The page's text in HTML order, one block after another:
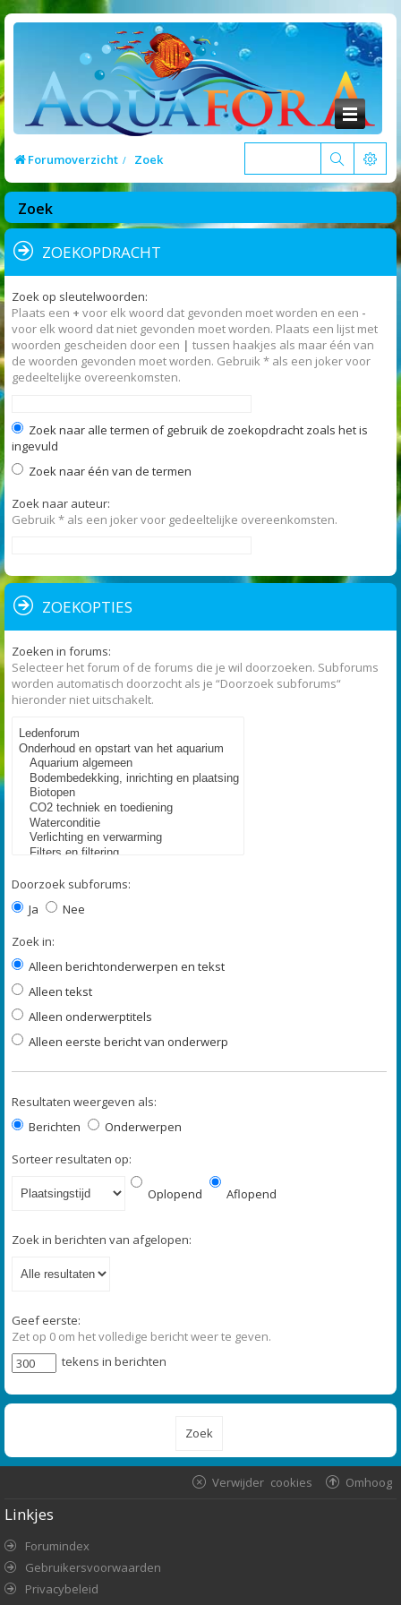
Forumoverzicht Zoek
Zoek
ZOEKOPDRACHT
Zoek op sleutelwoorden:
Plaats een + voor elk woord dat gevonden moet worden en een -
voor elk woord dat niet gevonden moet worden. Plaats een lijst met
woorden gescheiden door een | tussen haakjes als maar één van
de woorden gevonden moet worden. Gebruik * als een joker voor
gedeeltelijke overeenkomsten.
Zoek naar alle termen of gebruik de zoekopdracht zoals het is
ingevuld
Zoek naar één van de termen
Zoek naar auteur:
Gebruik * als een joker voor gedeeltelijke overeenkomsten.
ZOEKOPTIES
Zoeken in forums:
Selecteer het forum of de forums die je wil doorzoeken. Subforums
worden automatisch doorzocht als je “Doorzoek subforums“
hieronder niet uitschakelt.
Doorzoek subforums:
Ja
Nee
Zoek in:
Alleen berichtonderwerpen en tekst
Alleen tekst
Alleen onderwerptitels
Alleen eerste bericht van onderwerp
Resultaten weergeven als:
Berichten
Onderwerpen
Sorteer resultaten op:
Oplopend Aflopend
Zoek in berichten van afgelopen:
Geef eerste:
Zet op 0 om het volledige bericht weer te geven.
tekens in berichten
Omhoog
Verwijder cookies
Linkjes
Forumindex
Gebruikersvoorwaarden
Privacybeleid